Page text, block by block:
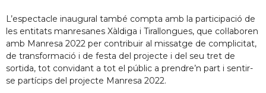
L’espectacle inaugural també compta amb la participació de
les entitats manresanes Xàldiga i Tirallongues, que col·laboren
amb Manresa 2022 per contribuir al missatge de complicitat,
de transformació i de festa del projecte i del seu tret de
sortida, tot convidant a tot el públic a prendre’n part i sentir-
se partícips del projecte Manresa 2022.